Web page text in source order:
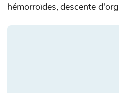
hémorroïdes, descente